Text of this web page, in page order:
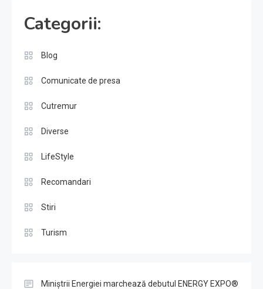
Categorii:
Blog
Comunicate de presa
Cutremur
Diverse
LifeStyle
Recomandari
Stiri
Turism
Miniștrii Energiei marchează debutul ENERGY EXPO®